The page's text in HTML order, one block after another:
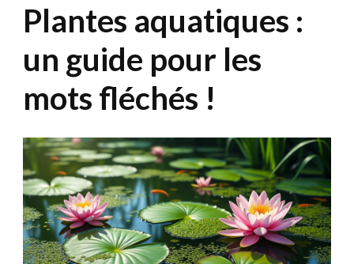
Plantes aquatiques :
un guide pour les
mots fléchés !